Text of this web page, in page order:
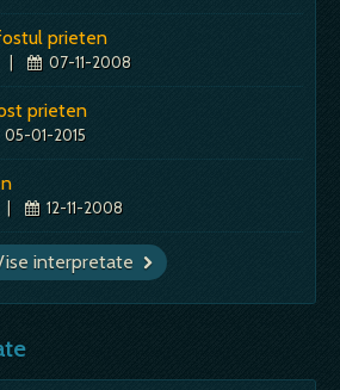
prieten
| 07-11-2008
prieten
05-01-2015
| 12-11-2008
Vise interpretate